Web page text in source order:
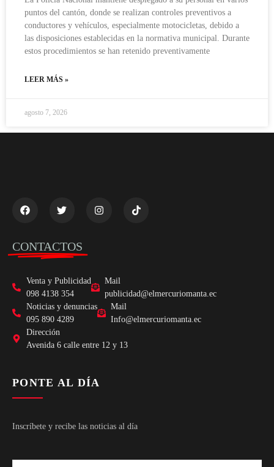
puntos del cantón, donde se realizan controles preventivos a
conductores y vehículos, especialmente motocicletas, debido a
las disposiciones establecidas en la normativa municipal. Durante
estos procedimientos se han retenido preventivamente
LEER MÁS »
agosto 7, 2026
CONTACTOS
Venta y Publicidad
098 4138 354
Mail
publicidad@elmercuriomanta.ec
Noticias y denuncias
095 890 4289
Mail
Info@elmercuriomanta.ec
Dirección
Avenida 6 calle entre 12 y 13
PONTE AL DÍA
Inscríbete y recibe las noticias al día